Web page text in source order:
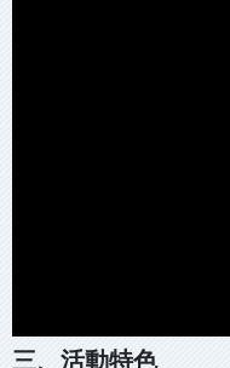
三、活動特色